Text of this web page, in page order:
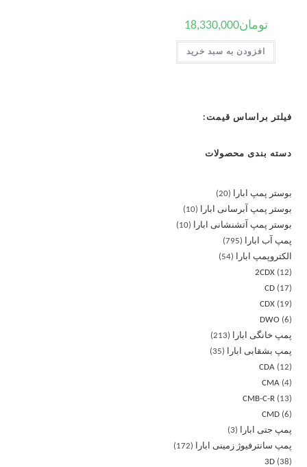
تومان18,330,000
افزودن به سبد خرید
فیلتر براساس قیمت:
دسته بندی محصولات
بوستر پمپ ابارا
20
بوستر پمپ آبرسانی ابارا
10
بوستر پمپ آتشنشانی ابارا
10
پمپ آب ابارا
795
الکتروپمپ ابارا
54
2CDX
12
CD
17
CDX
19
DWO
6
پمپ خانگی ابارا
213
پمپ بشقابی ابارا
35
CDA
12
CMA 4
CMB-C-R
13
CMD 6
پمپ جتی ابارا
3
پمپ سانترفیوژ زمینی ابارا
172
3D 38